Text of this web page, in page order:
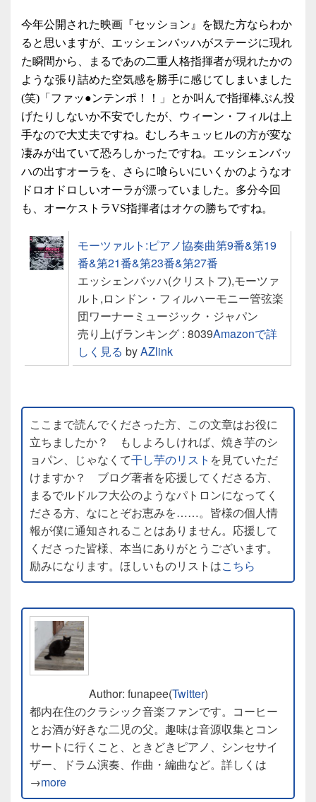
今年公開された映画『セッション』を観た方ならわか
ると思いますが、エッシェンバッハがステージに現れ
た瞬間から、まるであの二重人格指揮者が現れたかの
ような張り詰めた空気感を勝手に感じてしまいました
(笑)「ファッ●ンテンポ！！」とか叫んで指揮棒ぶん投
げたりしないか不安でしたが、ウィーン・フィルは上
手なので大丈夫ですね。むしろキュッヒルの方が変な
凄みが出ていて恐ろしかったですね。エッシェンバッ
ハの出すオーラを、さらに喰らいにいくかのようなオ
ドロオドロしいオーラが漂っていました。多分今回
も、オーケストラVS指揮者はオケの勝ちですね。
モーツァルト:ピアノ協奏曲第9番&第19
番&第21番&第23番&第27番
エッシェンバッハ(クリストフ),モーツァ
ルト,ロンドン・フィルハーモニー管弦楽
団ワーナーミュージック・ジャパン
売り上げランキング : 8039Amazonで詳
しく見る byAZlink
ここまで読んでくださった方、この文章はお役に
立ちましたか？ もしよろしければ、焼き芋のシ
ョパン、じゃなくて干し芋のリスト を見ていただ
けますか？ ブログ著者を応援してくださる方、
まるでルドルフ大公のようなパトロンになってく
ださる方、なにとぞお恵みを……。皆様の個人情
報が僕に通知されることはありません。応援して
くださった皆様、本当にありがとうございます。
励みになります。ほしいものリストはこちら
Author: funapee(Twitter)
都内在住のクラシック音楽ファンです。コーヒー
とお酒が好きな二児の父。趣味は音源収集とコン
サートに行くこと、ときどきピアノ、シンセサイ
ザー、ドラム演奏、作曲・編曲など。詳しくは
→more